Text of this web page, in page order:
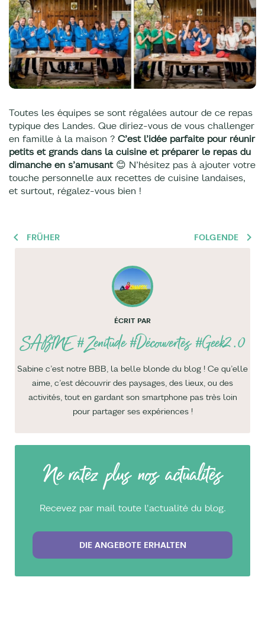
Toutes les équipes se sont régalées autour de ce repas
typique des Landes. Que diriez-vous de vous challenger
en famille à la maison ? C’est l’idée parfaite pour réunir
petits et grands dans la cuisine et préparer le repas du
dimanche en s’amusant😊 N’hésitez pas à ajouter votre
touche personnelle aux recettes de cuisine landaises,
et surtout, régalez-vous bien !
FRÜHER FOLGENDE
ÉCRIT PAR
SABINE#Zenitude #Découvertes #Geek2.0
Sabine c’est notre BBB, la belle blonde du blog ! Ce qu’elle
aime, c’est découvrir des paysages, des lieux, ou des
activités, tout en gardant son smartphone pas très loin
pour partager ses expériences !
Ne ratez plus nos actualités
Recevez par mail toute l'actualité du blog.
DIE ANGEBOTE ERHALTEN